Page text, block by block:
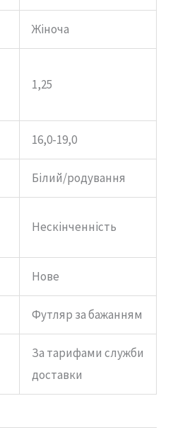
Жіноча
1,25
16,0-19,0
Білий/родування
Нескінченність
Нове
Футляр за бажанням
За тарифами служби
доставки